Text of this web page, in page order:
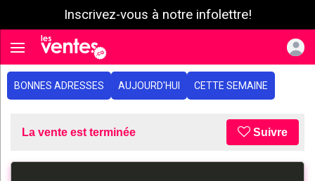
Inscrivez-vous à notre infolettre!
Toggle navigation
BONNES ADRESSES AUJOURD'HUI CETTE SEMAINE
La vente est terminée Suivre